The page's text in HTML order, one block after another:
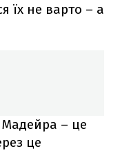
їх не варто – а
Мадейра – це
це